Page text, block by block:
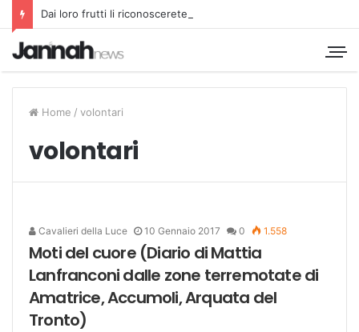
Dai loro frutti li riconoscerete
Home / volontari
volontari
Cavalieri della Luce 10 Gennaio 2017 0 1.558
Moti del cuore (Diario di Mattia
Lanfranconi dalle zone terremotate di
Amatrice, Accumoli, Arquata del
Tronto)